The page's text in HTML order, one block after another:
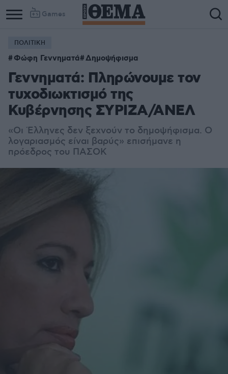
Games
ΠΟΛΙΤΙΚΗ
Φώφη Γεννηματά Δημοψήφισμα
Γεννηματά: Πληρώνουμε τον
τυχοδιωκτισμό της
Κυβέρνησης ΣΥΡΙΖΑ/ΑΝΕΛ
«Οι Έλληνες δεν ξεχνούν το δημοψήφισμα. Ο
λογαριασμός είναι βαρύς» επισήμανε η
πρόεδρος του ΠΑΣΟΚ